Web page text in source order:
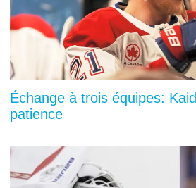
Échange à trois équipes:
patience